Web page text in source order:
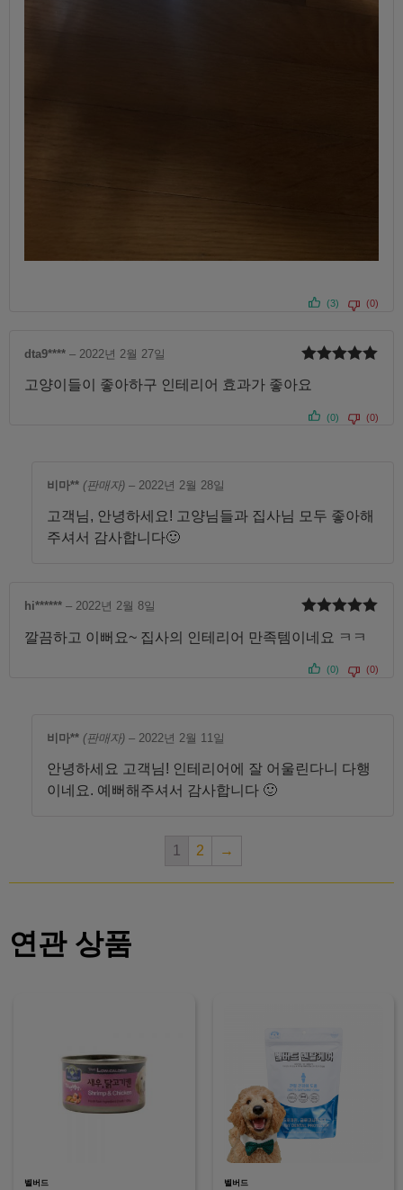
(3) (0)
로 평가됨
dta9**** – 2022년 2월 27일
고양이들이 좋아하구 인테리어 효과가 좋아요
(0) (0)
비마** (판매자) – 2022년 2월 28일
고객님, 안녕하세요! 고양님들과 집사님 모두 좋아해
주셔서 감사합니다🙂
로 평가됨
hi****** – 2022년 2월 8일
깔끔하고 이뻐요~ 집사의 인테리어 만족템이네요 ㅋㅋ
(0) (0)
비마** (판매자) – 2022년 2월 11일
안녕하세요 고객님! 인테리어에 잘 어울린다니 다행
이네요. 예뻐해주셔서 감사합니다 🙂
1 2 →
연관 상품
벨버드 벨버드